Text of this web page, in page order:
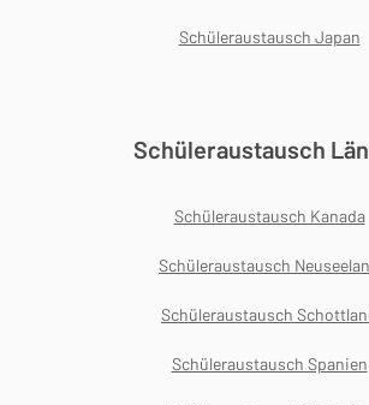
Schüleraustausch Japan
Schüleraustausch
Schüleraustausch Kanada
Schüleraustausch
Schüleraustausch
Schüleraustausch Spanien